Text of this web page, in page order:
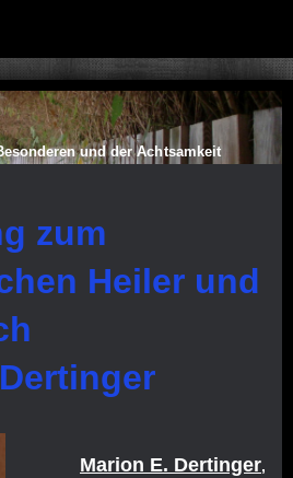
und der Achtsamkeit
zum
Heiler und
nach
Marion E. Dertinger,